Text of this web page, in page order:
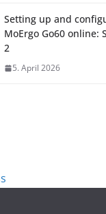
Setting up and
MoErgo Go60 online:
2
5. April 2026